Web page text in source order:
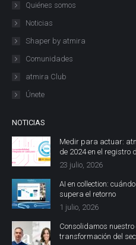
Quiénes somos
Noticias
Shaper by atmira
Comunidades
atmira Club
Únete
NOTICIAS
Medir para actuar:
de 2024 en el registro
23 julio, 2026
AI en collection:
supera el retorno
1 julio, 2026
Consolidamos
transformación del